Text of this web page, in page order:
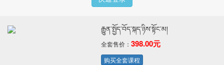
རྒྱུན་སྤྱོད་བོད་སྐད་ཉིས་སྟོང་མ།
全套售价： 398.00元
购买全套课程